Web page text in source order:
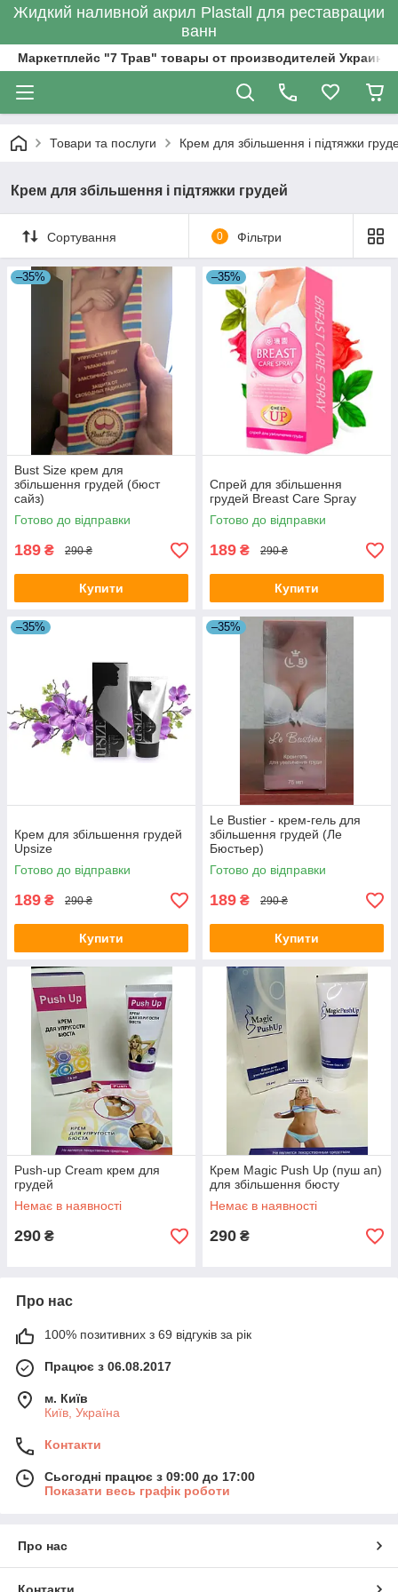
Жидкий наливной акрил Plastall для реставрации
ванн
Маркетплейс "7 Трав" товары от производителей
Товари та послуги Крем для збільшення і підтяжки
Крем для збільшення і підтяжки грудей
Сортування 0 Фільтри
–35%
Bust Size крем для
збільшення грудей (бюст
сайз)
Готово до відправки
189 ₴ 290 ₴
Купити
–35%
Спрей для збільшення
грудей Breast Care Spray
Готово до відправки
189 ₴ 290 ₴
Купити
–35%
Крем для збільшення грудей
Upsize
Готово до відправки
189 ₴ 290 ₴
Купити
–35%
Le Bustier - крем-гель для
збільшення грудей (Ле
Бюстьер)
Готово до відправки
189 ₴ 290 ₴
Купити
Push-up Cream крем для
грудей
Немає в наявності
290 ₴
Крем Magic Push Up (пуш ап)
для збільшення бюсту
Немає в наявності
290 ₴
Про нас
100% позитивних з 69 відгуків за рік
Працює з 06.08.2017
м. Київ
Київ, Україна
Контакти
Сьогодні працює з 09:00 до 17:00
Показати весь графік роботи
Про нас